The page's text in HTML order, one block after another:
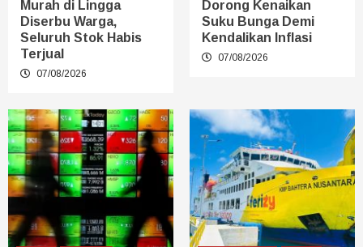
Murah di Lingga
Diserbu Warga,
Seluruh Stok Habis
Terjual
07/08/2026
Dorong Kenaikan
Suku Bunga Demi
Kendalikan Inflasi
07/08/2026